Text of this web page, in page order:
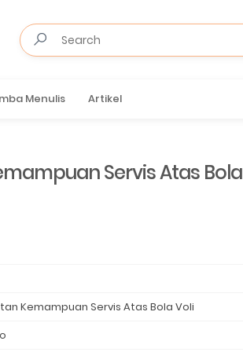
Menulis Artikel
Servis Atas
Kemampuan Servis Atas Bola Voli